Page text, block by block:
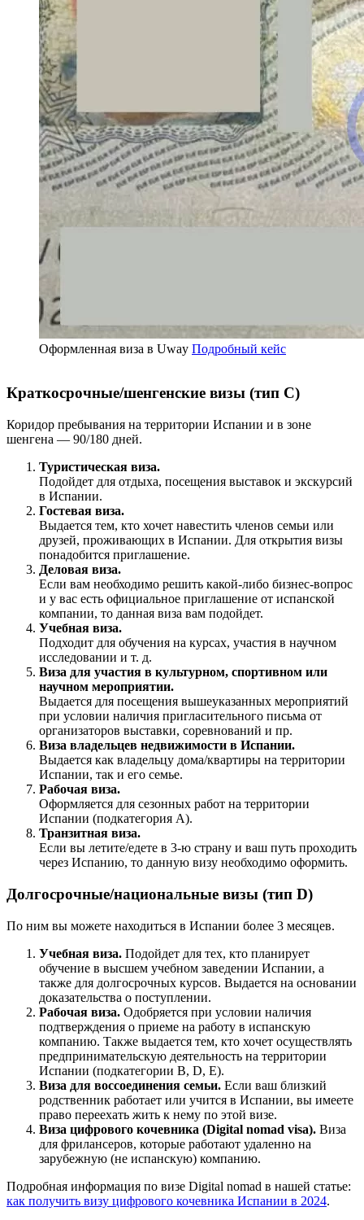
Оформленная виза в Uway Подробный кейс
Краткосрочные/шенгенские визы (тип C)
Коридор пребывания на территории Испании и в зоне
шенгена — 90/180 дней.
Туристическая виза.
Подойдет для отдыха, посещения выставок и экскурсий
в Испании.
Гостевая виза.
Выдается тем, кто хочет навестить членов семьи или
друзей, проживающих в Испании. Для открытия визы
понадобится приглашение.
Деловая виза.
Если вам необходимо решить какой-либо бизнес-вопрос
и у вас есть официальное приглашение от испанской
компании, то данная виза вам подойдет.
Учебная виза.
Подходит для обучения на курсах, участия в научном
исследовании и т. д.
Виза для участия в культурном, спортивном или
научном мероприятии.
Выдается для посещения вышеуказанных мероприятий
при условии наличия пригласительного письма от
организаторов выставки, соревнований и пр.
Виза владельцев недвижимости в Испании.
Выдается как владельцу дома/квартиры на территории
Испании, так и его семье.
Рабочая виза.
Оформляется для сезонных работ на территории
Испании (подкатегория A).
Транзитная виза.
Если вы летите/едете в 3-ю страну и ваш путь проходить
через Испанию, то данную визу необходимо оформить.
Долгосрочные/национальные визы (тип D)
По ним вы можете находиться в Испании более 3 месяцев.
Учебная виза. Подойдет для тех, кто планирует
обучение в высшем учебном заведении Испании, а
также для долгосрочных курсов. Выдается на основании
доказательства о поступлении.
Рабочая виза. Одобряется при условии наличия
подтверждения о приеме на работу в испанскую
компанию. Также выдается тем, кто хочет осуществлять
предпринимательскую деятельность на территории
Испании (подкатегории B, D, E).
Виза для воссоединения семьи. Если ваш близкий
родственник работает или учится в Испании, вы имеете
право переехать жить к нему по этой визе.
Виза цифрового кочевника (Digital nomad visa). Виза
для фрилансеров, которые работают удаленно на
зарубежную (не испанскую) компанию.
Подробная информация по визе Digital nomad в нашей статье:
как получить визу цифрового кочевника Испании в 2024.